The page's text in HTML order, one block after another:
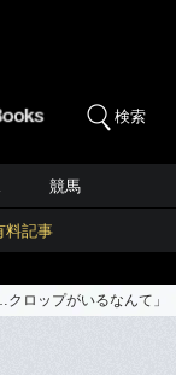
検索
競馬
料記事
ロップがいるなんて」